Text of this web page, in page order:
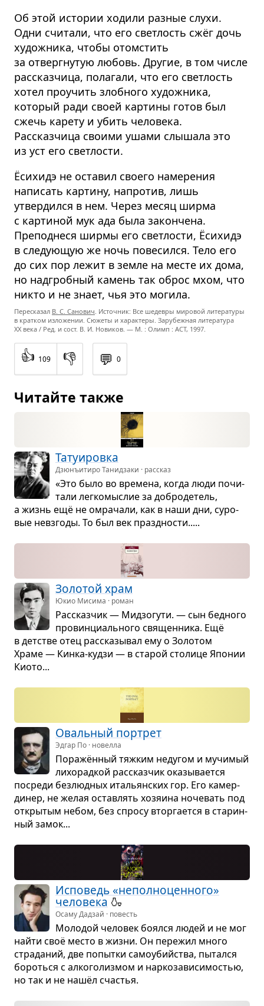
Об этой истории ходили разные слухи.
Одни считали, что его светлость сжёг дочь
художника, чтобы отомстить
за отвергнутую любовь. Другие, в том числе
рассказчица, полагали, что его светлость
хотел проучить злобного художника,
который ради своей картины готов был
сжечь карету и убить человека.
Рассказчица своими ушами слышала это
из уст его светлости.
Ёсихидэ не оставил своего намерения
написать картину, напротив, лишь
утвердился в нем. Через месяц ширма
с картиной мук ада была закончена.
Преподнеся ширмы его светлости, Ёсихидэ
в следующую же ночь повесился. Тело его
до сих пор лежит в земле на месте их дома,
но надгробный камень так оброс мхом, что
никто и не знает, чья это могила.
Пересказал В. С. Санович . Источник: Все шедевры мировой литературы
в кратком изложении. Сюжеты и характеры. Зарубежная литература
XX века / Ред. и сост. В. И. Новиков. — М. : Олимп : ACT, 1997.
👍 109 👎 💬 0
Читайте также
Тату­и­ровка
Дзюнъитиро Танидзаки · рассказ
«Это было во вре­мена, когда люди почи­
тали лег­ко­мыс­лие за добро­де­тель,
а жизнь ещё не омра­чали, как в наши дни, суро­
вые невзгоды. То был век празд­но­сти.....
Золо­той храм
Юкио Мисима · роман
Рас­сказ­чик — Мид­зо­гути. — сын бед­ного
про­вин­ци­аль­ного свя­щен­ника. Ещё
в дет­стве отец рас­ска­зы­вал ему о Золо­том
Храме — Кинка-кудзи — в ста­рой сто­лице Япо­нии
Киото...
Оваль­ный пор­трет
Эдгар По · новелла
Поражён­ный тяж­ким неду­гом и мучи­мый
лихо­рад­кой рас­сказ­чик ока­зы­ва­ется
посреди без­люд­ных ита­льян­ских гор. Его камер­
ди­нер, не желая остав­лять хозя­ина ноче­вать под
откры­тым небом, без спросу втор­га­ется в ста­рин­
ный замок...
Испо­ведь «непол­но­цен­ного»
чело­века 🍶
Осаму Дадзай · повесть
Моло­дой чело­век боялся людей и не мог
найти своё место в жизни. Он пере­жил много
стра­да­ний, две попытки само­убийства, пытался
бороться с алко­го­лиз­мом и нар­ко­за­ви­си­мо­стью,
но так и не нашёл сча­стья.